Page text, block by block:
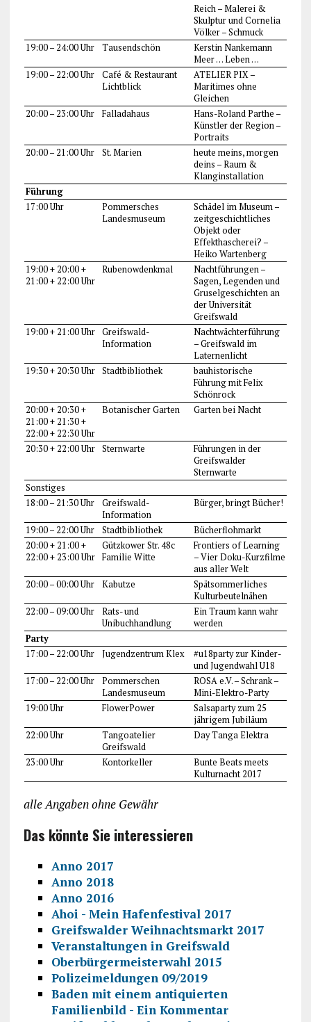
Reich – Malerei &
Skulptur und Cornelia
Völker – Schmuck
19:00 – 24:00 Uhr
Tausendschön
Kerstin Nankemann
Meer … Leben …
19:00 – 22:00 Uhr
Café & Restaurant
Lichtblick
ATELIER PIX –
Maritimes ohne
Gleichen
20:00 – 23:00 Uhr
Falladahaus
Hans-Roland Parthe –
Künstler der Region –
Portraits
20:00 – 21:00 Uhr
St. Marien
heute meins, morgen
deins – Raum &
Klanginstallation
Führung
17:00 Uhr
Pommersches
Landesmuseum
Schädel im Museum –
zeitgeschichtliches
Objekt oder
Effekthascherei? –
Heiko Wartenberg
19:00 + 20:00 +
21:00 + 22:00 Uhr
Rubenowdenkmal
Nachtführungen –
Sagen, Legenden und
Gruselgeschichten an
der Universität
Greifswald
19:00 + 21:00 Uhr
Greifswald-
Information
Nachtwächterführung
– Greifswald im
Laternenlicht
19:30 + 20:30 Uhr
Stadtbibliothek
bauhistorische
Führung mit Felix
Schönrock
20:00 + 20:30 +
21:00 + 21:30 +
22:00 + 22:30 Uhr
Botanischer Garten Garten bei Nacht
20:30 + 22:00 Uhr Sternwarte
Führungen in der
Greifswalder
Sternwarte
Sonstiges
18:00 – 21:30 Uhr
Greifswald-
Information
Bürger, bringt Bücher!
19:00 – 22:00 Uhr Stadtbibliothek
Bücherflohmarkt
20:00 + 21:00 +
22:00 + 23:00 Uhr
Gützkower Str. 48c
Familie Witte
Frontiers of Learning
– Vier Doku-Kurzfilme
aus aller Welt
20:00 – 00:00 Uhr
Kabutze
Spätsommerliches
Kulturbeutelnähen
22:00 – 09:00 Uhr
Rats- und
Unibuchhandlung
Ein Traum kann wahr
werden
Party
17:00 – 22:00 Uhr
Jugendzentrum Klex
#u18party zur Kinder-
und Jugendwahl U18
17:00 – 22:00 Uhr
Pommerschen
Landesmuseum
ROSA e.V. – Schrank –
Mini-Elektro-Party
19:00 Uhr
FlowerPower
Salsaparty zum 25
jährigem Jubiläum
22:00 Uhr
Tangoatelier
Greifswald
Day Tanga Elektra
23:00 Uhr Kontorkeller
Bunte Beats meets
Kulturnacht 2017
alle Angaben ohne Gewähr
Das könnte Sie interessieren
Anno 2017
Anno 2018
Anno 2016
Ahoi - Mein Hafenfestival 2017
Greifswalder Weihnachtsmarkt 2017
Veranstaltungen in Greifswald
Oberbürgermeisterwahl 2015
Polizeimeldungen 09/2019
Baden mit einem antiquierten
Familienbild - Ein Kommentar